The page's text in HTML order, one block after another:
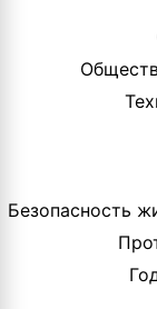
Безопасность